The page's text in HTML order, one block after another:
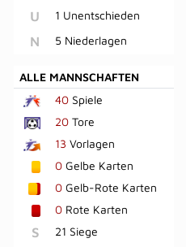
U 1 Unentschieden
N 5 Niederlagen
ALLE MANNSCHAFTEN
40Spiele
20Tore
13 Vorlagen
0Gelbe Karten
0Gelb-Rote Karten
0Rote Karten
S 21 Siege